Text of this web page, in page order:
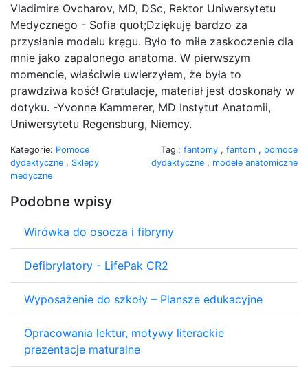
Vladimire Ovcharov, MD, DSc, Rektor Uniwersytetu
Medycznego - Sofia quot;Dziękuję bardzo za
przysłanie modelu kręgu. Było to miłe zaskoczenie dla
mnie jako zapalonego anatoma. W pierwszym
momencie, właściwie uwierzyłem, że była to
prawdziwa kość! Gratulacje, materiał jest doskonały w
dotyku. -Yvonne Kammerer, MD Instytut Anatomii,
Uniwersytetu Regensburg, Niemcy.
Kategorie: Pomoce
dydaktyczne , Sklepy
medyczne
Tagi: fantomy , fantom , pomoce
dydaktyczne , modele anatomiczne
Podobne wpisy
Wirówka do osocza i fibryny
Defibrylatory - LifePak CR2
Wyposażenie do szkoły – Plansze edukacyjne
Opracowania lektur, motywy literackie
prezentacje maturalne